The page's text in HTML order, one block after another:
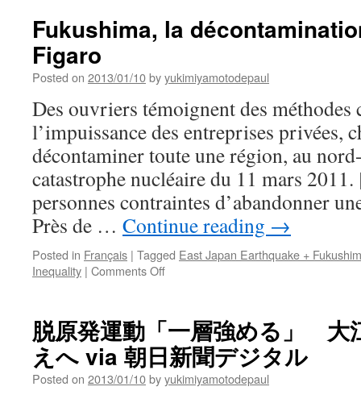
Fukushima, la
Figaro
Posted on 2013/01/10byyukimiyamotodepaul
Des ouvriers témoignent des méthodes
l’impuissance des entreprises privées,
décontaminer toute une région, au
catastrophe nucléaire du 11 mars
personnes contraintes d’abandonner
Près de … Continue reading →
Posted in Français | Tagged East Japan Earthquake +
Inequality | Comments Offon
décontamination
bâclée
via
Le
Figaro
脱原発運動「一層強める」 大
えへ via 朝日新聞デジタル
Posted on 2013/01/10byyukimiyamotodepaul